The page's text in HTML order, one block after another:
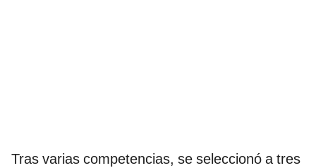
Tras varias competencias, se seleccionó a tres